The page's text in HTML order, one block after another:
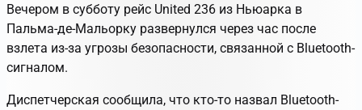
Вечером в субботу рейс United 236 из Ньюарка в
Пальма-де-Мальорку развернулся через час после
взлета из-за угрозы безопасности, связанной с Bluetooth-
сигналом.
Диспетчерская сообщила, что кто-то назвал Bluetooth-